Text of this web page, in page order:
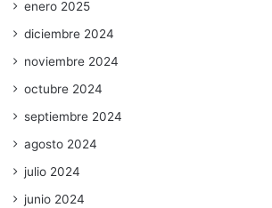
enero 2025
diciembre 2024
noviembre 2024
octubre 2024
septiembre 2024
agosto 2024
julio 2024
junio 2024